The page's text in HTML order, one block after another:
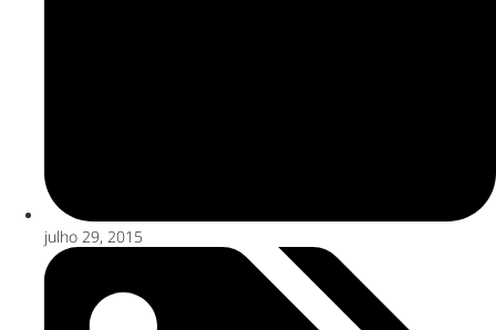
julho 29, 2015